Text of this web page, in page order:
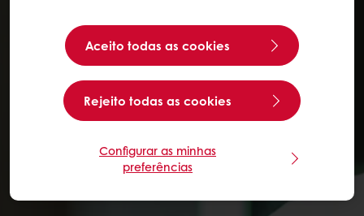
Aceito todas as cookies
Rejeito todas as cookies
Configurar as minhas
preferências